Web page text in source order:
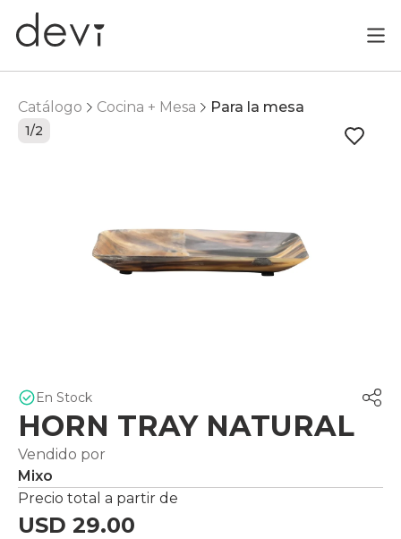
Catálogo Cocina + Mesa Para la mesa
1/2
En Stock
HORN TRAY NATURAL
Vendido por
Mixo
Precio total a partir de
USD 29.00